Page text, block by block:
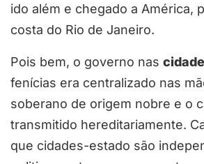
ido além e chegado a América,
costa do Rio de Janeiro.
Pois bem, o governo nas
fenícias era centralizado nas
soberano de origem nobre e o
transmitido hereditariamente.
que cidades-estado são